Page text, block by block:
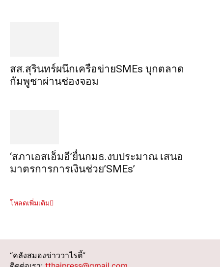
สส.สุรินทร์ผนึกเครือข่ายSMEs บุกตลาด
กัมพูชาผ่านช่องจอม
‘สภาเอสเอ็มอี’ยื่นกมธ.งบประมาณ เสนอ
มาตรการการเงินช่วย’SMEs’
โหลดเพิ่มเติม
“คลังสมองข่าววาไรตี้”